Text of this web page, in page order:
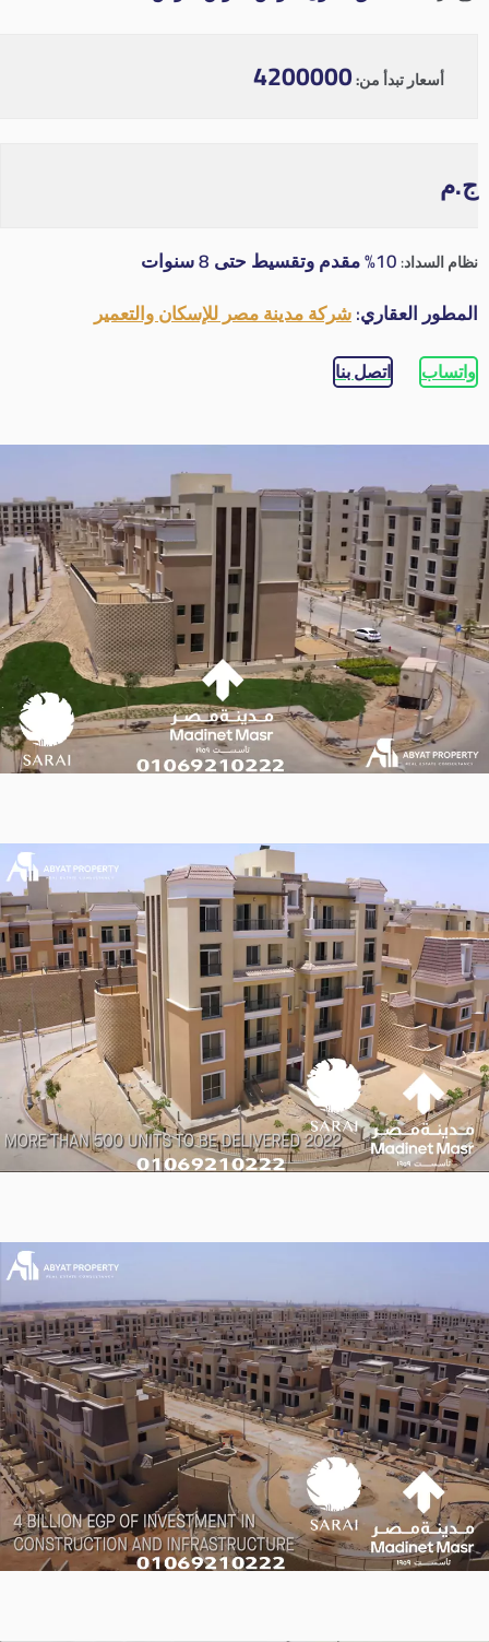
أسعار تبدأ من:4200000
ج.م
نظام السداد:10% مقدم وتقسيط حتى 8 سنوات
المطور العقاري:شركة مدينة مصر للإسكان والتعمير
واتساب اتصل بنا